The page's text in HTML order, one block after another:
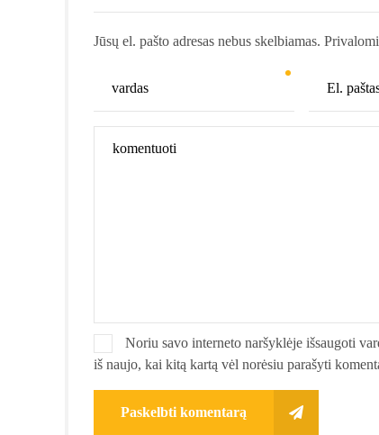
Jūsų el. pašto adresas nebus skelbiamas.
Noriu savo interneto naršyklėje išsaugoti
iš naujo, kai kitą kartą vėl norėsiu parašyti
Paskelbti komentarą